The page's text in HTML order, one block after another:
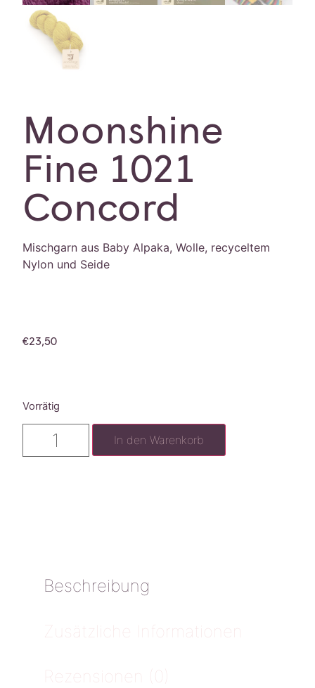
Moonshine
Fine 1021
Concord
Mischgarn aus Baby Alpaka, Wolle, recyceltem
Nylon und Seide
€23,50
Vorrätig
In den Warenkorb
Beschreibung
Zusätzliche Informationen
Rezensionen (0)